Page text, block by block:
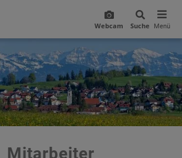
Webcam Suche Menü
Mitarbeiter